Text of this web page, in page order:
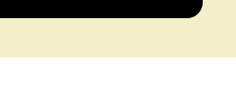
情報